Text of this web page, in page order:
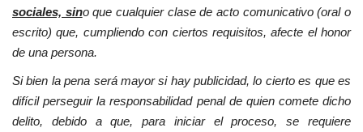
sociales, sino que cualquier clase de acto comunicativo (oral o
escrito) que, cumpliendo con ciertos requisitos, afecte el honor
de una persona.
Si bien la pena será mayor si hay publicidad, lo cierto es que es
difícil perseguir la responsabilidad penal de quien comete dicho
delito, debido a que, para iniciar el proceso, se requiere